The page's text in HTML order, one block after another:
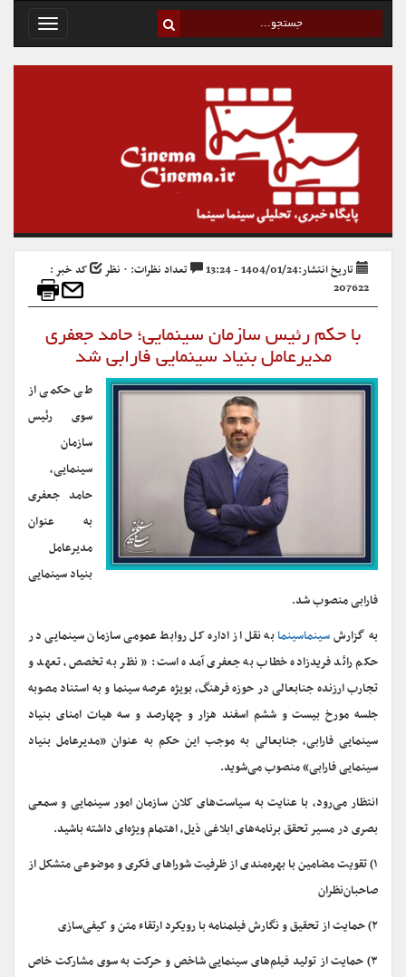
Toggle
تاریخ انتشار:1404/01/24 - 13:24 تعداد نظرات: ۰ نظر
کد خبر :
207622
با حکم رئیس سازمان سینمایی؛ حامد جعفری
مدیرعامل بنیاد سینمایی فارابی شد
طی حکمی از
سوی رئیس
سازمان
سینمایی،
حامد جعفری
به عنوان
مدیرعامل
بنیاد سینمایی
فارابی منصوب شد.
به گزارشسینماسینمابه نقل از اداره کل روابط عمومی سازمان سینمایی در
حکم رائد فریدزاده خطاب به جعفری آمده است: « نظر به تخصص، تعهد و
تجارب ارزنده‌ جنابعالی در حوزه فرهنگ، بویژه عرصه‌ سینما و به استناد مصوبه
جلسه مورخ بیست و ششم اسفند هزار و چهارصد و سه هیات امنای بنیاد
سینمایی فارابی، جنابعالی به موجب این حکم به عنوان «مدیرعامل بنیاد
سینمایی فارابی» منصوب می‌شوید.
انتظار می‌رود، با عنایت به سیاست‌های کلان سازمان امور سینمایی و سمعی
بصری در مسیر تحقق برنامه‌های ابلاغی ذیل، اهتمام ویژه‌ای داشته باشید.
۱) تقویت مضامین با بهره‌مندی از ظرفیت شوراهای فکری و موضوعی متشکل از
صاحبان‌نظران
۲) حمایت از تحقیق و نگارش فیلمنامه با رویکرد ارتقاء متن و کیفی‌سازی
۳) حمایت از تولید فیلم‌های سینمایی شاخص و حرکت به سوی مشارکت خاص